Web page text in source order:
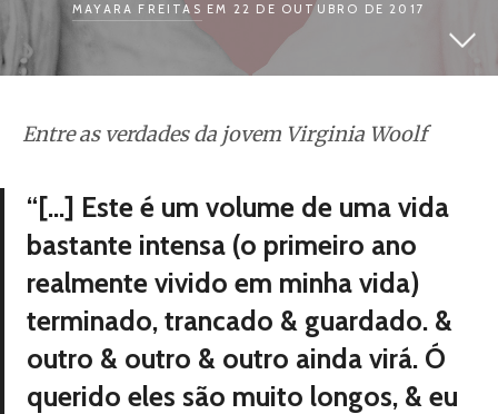
MAYARA FREITAS EM 22 DE OUTUBRO DE 2017
Entre as verdades da jovem Virginia Woolf
“[…] Este é um volume de uma vida
bastante intensa (o primeiro ano
realmente vivido em minha vida)
terminado, trancado & guardado. &
outro & outro & outro ainda virá. Ó
querido eles são muito longos, & eu